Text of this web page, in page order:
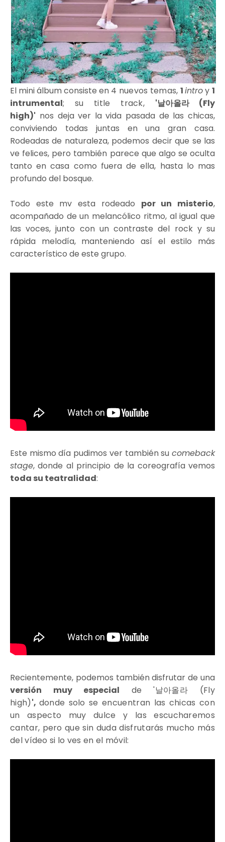
El mini álbum consiste en 4 nuevos temas,1introy1
intrumental; su title track, '날아올라 (Fly
high)' nos deja ver la vida pasada de las chicas,
conviviendo todas juntas en una gran casa.
Rodeadas de naturaleza, podemos decir que se las
ve felices, pero también parece que algo se oculta
tanto en casa como fuera de ella, hasta lo mas
profundo del bosque.
Todo este mv esta rodeado por un misterio,
acompañado de un melancólico ritmo, al igual que
las voces, junto con un contraste del rock y su
rápida melodía, manteniendo así el estilo más
característico de este grupo.
Este mismo día pudimos ver también su comeback
stage, donde al principio de la coreografía vemos
toda su teatralidad:
Recientemente, podemos también disfrutar de una
versión muy especial de'날아올라 (Fly
high)', donde solo se encuentran las chicas con
un aspecto muy dulce y las escucharemos
cantar, pero que sin duda disfrutarás mucho más
del vídeo si lo ves en el móvil: